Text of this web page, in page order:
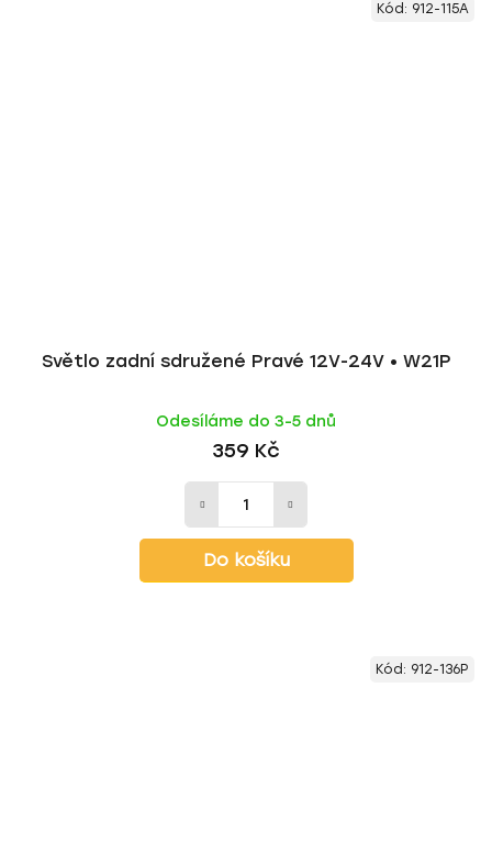
Světlo zadní sdružené Pravé 12V-24V • W21P
Odesíláme do 3-5 dnů
359 Kč
Do košíku
Kód: 912-115A
Kód: 912-136P